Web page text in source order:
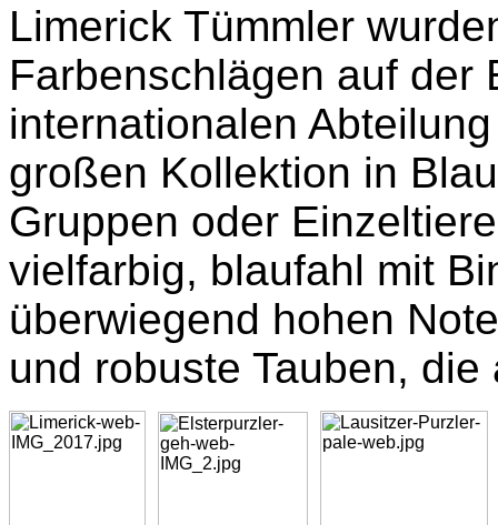
Limerick Tümmler
Farbenschlägen auf der
internationalen
großen Kollektion in
Gruppen oder
vielfarbig, blaufahl mit
überwiegend hohen
und robuste Tauben,